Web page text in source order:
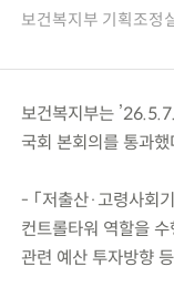
보건복지부 기획조정
보건복지부는
국회 본회의를 통과했
- 「저출산·고령사회
컨트롤타워 역할을
관련 예산 투자방향